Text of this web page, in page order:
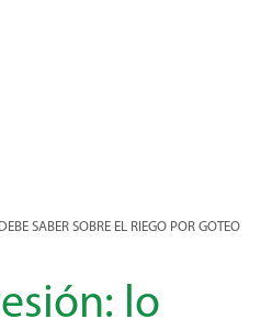
SABER SOBRE EL RIEGO POR GOTEO
lo